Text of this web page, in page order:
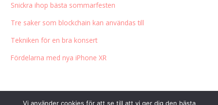
Snickra ihop bästa sommarfesten
Tre saker som blockchain kan användas till
Tekniken för en bra konsert
Fördelarna med nya iPhone XR
Vi använder cookies för att se till att vi ger dig den bästa